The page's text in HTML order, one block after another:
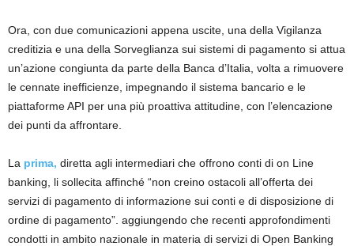
Ora, con due comunicazioni appena uscite, una della Vigilanza
creditizia e una della Sorveglianza sui sistemi di pagamento si attua
un’azione congiunta da parte della Banca d’Italia, volta a rimuovere
le cennate inefficienze, impegnando il sistema bancario e le
piattaforme API per una più proattiva attitudine, con l’elencazione
dei punti da affrontare.
La prima, diretta agli intermediari che offrono conti di on Line
banking, li sollecita affinché “non creino ostacoli all’offerta dei
servizi di pagamento di informazione sui conti e di disposizione di
ordine di pagamento”. aggiungendo che recenti approfondimenti
condotti in ambito nazionale in materia di servizi di Open Banking